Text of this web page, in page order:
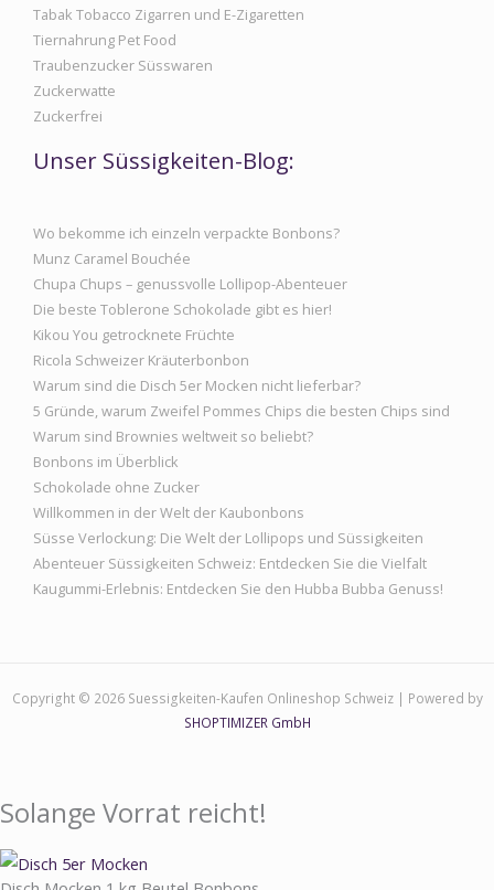
Tabak Tobacco Zigarren und E-Zigaretten
Tiernahrung Pet Food
Traubenzucker Süsswaren
Zuckerwatte
Zuckerfrei
Unser Süssigkeiten-Blog:
Wo bekomme ich einzeln verpackte Bonbons?
Munz Caramel Bouchée
Chupa Chups – genussvolle Lollipop-Abenteuer
Die beste Toblerone Schokolade gibt es hier!
Kikou You getrocknete Früchte
Ricola Schweizer Kräuterbonbon
Warum sind die Disch 5er Mocken nicht lieferbar?
5 Gründe, warum Zweifel Pommes Chips die besten Chips sind
Warum sind Brownies weltweit so beliebt?
Bonbons im Überblick
Schokolade ohne Zucker
Willkommen in der Welt der Kaubonbons
Süsse Verlockung: Die Welt der Lollipops und Süssigkeiten
Abenteuer Süssigkeiten Schweiz: Entdecken Sie die Vielfalt
Kaugummi-Erlebnis: Entdecken Sie den Hubba Bubba Genuss!
Copyright © 2026 Suessigkeiten-Kaufen Onlineshop Schweiz | Powered by
SHOPTIMIZER GmbH
Solange Vorrat reicht!